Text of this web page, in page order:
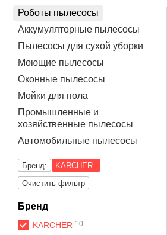
Роботы пылесосы
Аккумуляторные пылесосы
Пылесосы для сухой уборки
Моющие пылесосы
Оконные пылесосы
Мойки для пола
Промышленные и
хозяйственные пылесосы
Автомобильные пылесосы
Бренд:
KARCHER
Очистить фильтр
Бренд
KARCHER 10